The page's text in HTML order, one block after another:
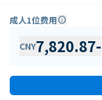
成人1位费用info
CNY7,820.87-